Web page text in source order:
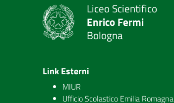
Liceo Scientifico
Enrico Fermi
Bologna
Link Esterni
MIUR
Ufficio Scolastico Emilia Romagna